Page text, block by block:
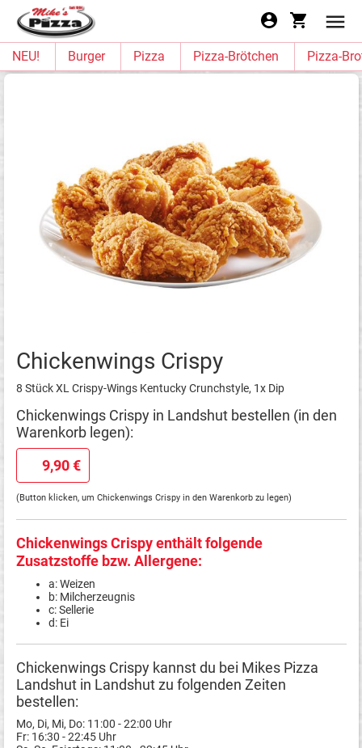
NEU! Burger Pizza Pizza-Brötchen Pizza-
Chickenwings Crispy
8 Stück XL Crispy-Wings Kentucky Crunchstyle, 1x Dip
Chickenwings Crispy in Landshut bestellen (in den
Warenkorb legen):
9,90 €
(Button klicken, um Chickenwings Crispy in den Warenkorb zu legen)
Chickenwings Crispy enthält folgende
Zusatzstoffe bzw. Allergene:
a: Weizen
b: Milcherzeugnis
c: Sellerie
d: Ei
Chickenwings Crispy kannst du bei Mikes Pizza
Landshut in Landshut zu folgenden Zeiten
bestellen:
Mo, Di, Mi, Do: 11:00 - 22:00 Uhr
Fr: 16:30 - 22:45 Uhr